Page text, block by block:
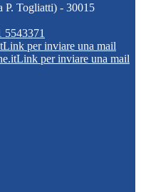
P. Togliatti) - 30015
5543371
Link per inviare una mail
Link per inviare una mail